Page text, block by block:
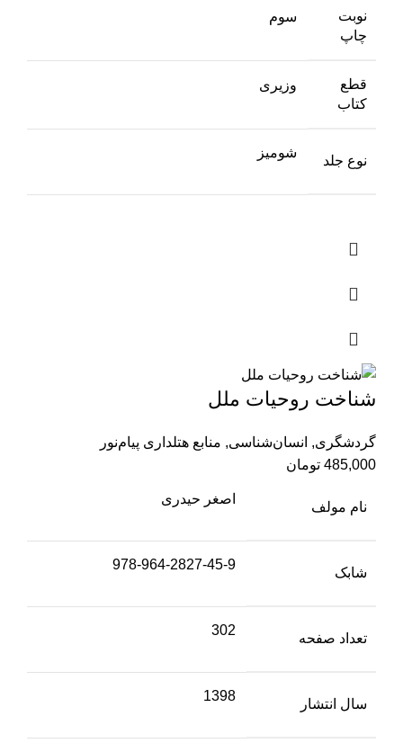
نوبت
چاپ
سوم
قطع
کتاب
وزیری
نوع جلد
شومیز
شناخت روحیات ملل
گردشگری, انسان‌شناسی, منابع هتلداری پیام‌نور
485,000 تومان
نام مولف
اصغر حیدری
شابک
978-964-2827-45-9
تعداد صفحه
302
سال انتشار
1398